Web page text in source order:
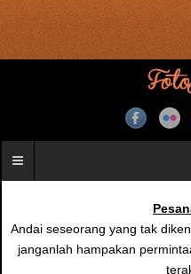
Andai seseorang yang tak
janganlah hampakan